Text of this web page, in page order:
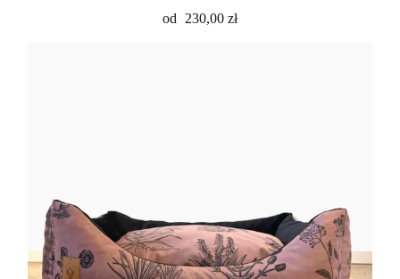
od 230,00 zł